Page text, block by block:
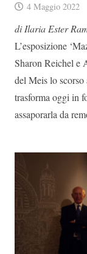
4 Maggio 2022
di Ilaria Ester
L’esposizione
Sharon Reichel e
del Meis lo
trasforma oggi in
assaporarla da